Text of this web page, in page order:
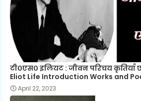
टी०एस० इलियट : जीवन परिचय कृतियाँ
Eliot Life Introduction Works and
April 22, 2023